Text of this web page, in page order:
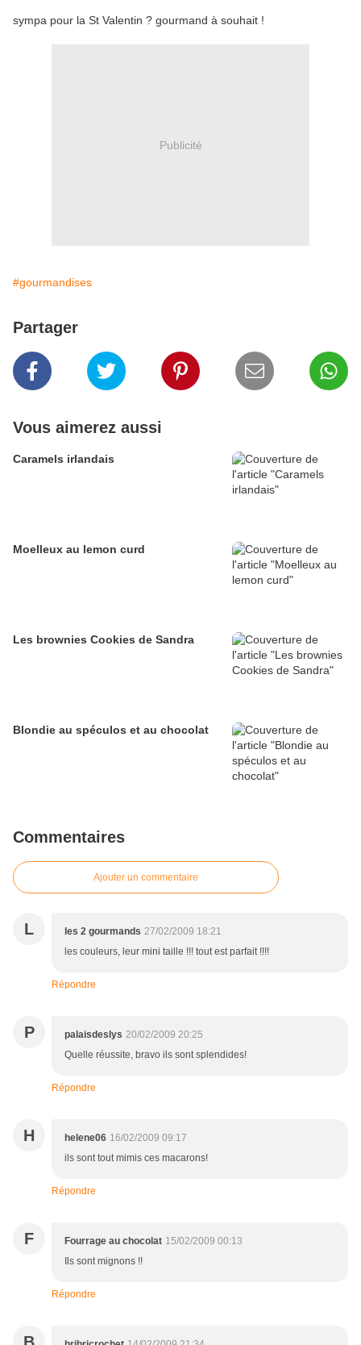
sympa pour la St Valentin ? gourmand à souhait !
Publicité
#gourmandises
Partager
Vous aimerez aussi
Caramels irlandais
Moelleux au lemon curd
Les brownies Cookies de Sandra
Blondie au spéculos et au chocolat
Commentaires
Ajouter un commentaire
L les 2 gourmands 27/02/2009 18:21
les couleurs, leur mini taille !!! tout est parfait !!!!
Répondre
P palaisdeslys 20/02/2009 20:25
Quelle réussite, bravo ils sont splendides!
Répondre
H helene06 16/02/2009 09:17
ils sont tout mimis ces macarons!
Répondre
F Fourrage au chocolat 15/02/2009 00:13
Ils sont mignons !!
Répondre